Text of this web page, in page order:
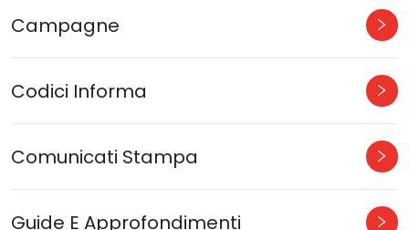
Campagne
Codici Informa
Comunicati Stampa
Guide E Approfondimenti